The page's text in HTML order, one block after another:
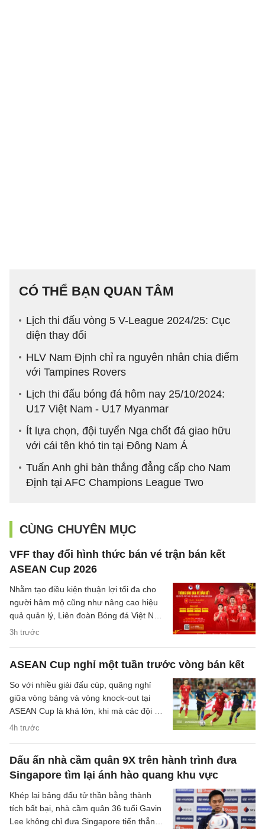
CÓ THỂ BẠN QUAN TÂM
Lịch thi đấu vòng 5 V-League 2024/25: Cục
diện thay đổi
HLV Nam Định chỉ ra nguyên nhân chia điểm
với Tampines Rovers
Lịch thi đấu bóng đá hôm nay 25/10/2024:
U17 Việt Nam - U17 Myanmar
Ít lựa chọn, đội tuyển Nga chốt đá giao hữu
với cái tên khó tin tại Đông Nam Á
Tuấn Anh ghi bàn thắng đẳng cấp cho Nam
Định tại AFC Champions League Two
CÙNG CHUYÊN MỤC
VFF thay đổi hình thức bán vé trận bán kết
ASEAN Cup 2026
3h trước
Nhằm tạo điều kiện thuận lợi tối đa cho
người hâm mộ cũng như nâng cao hiệu
quả quản lý, Liên đoàn Bóng đá Việt Nam
(VFF) đã chính thức thông báo về việc
ASEAN Cup nghỉ một tuần trước vòng bán kết
4h trước
So với nhiều giải đấu cúp, quãng nghỉ
giữa vòng bảng và vòng knock-out tại
ASEAN Cup là khá lớn, khi mà các đội sẽ
có quãng nghỉ lên tới một tuần cho các
Dấu ấn nhà cầm quân 9X trên hành trình đưa
Singapore tìm lại ánh hào quang khu vực
Khép lại bảng đấu tử thần bằng thành
tích bất bại, nhà cầm quân 36 tuổi Gavin
Lee không chỉ đưa Singapore tiến thẳng